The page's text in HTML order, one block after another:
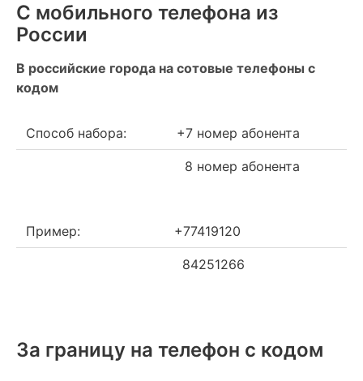
С мобильного телефона из
России
В российские города на сотовые телефоны с
кодом
Способ набора: +7 номер абонента
8 номер абонента
Пример: +77419120
84251266
За границу на телефон c кодом